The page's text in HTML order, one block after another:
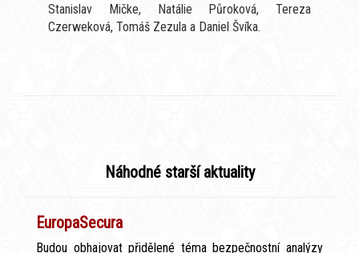
Stanislav Mičke, Natálie Půroková, Tereza
Czerweková, Tomáš Zezula a Daniel Švíka.
Náhodné starší aktuality
EuropaSecura
Budou obhajovat přidělené téma bezpečnostní analýzy